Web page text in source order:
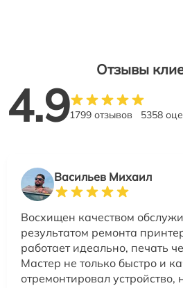
Отзывы
4.91799 отзывов 5358
Васильев Михаил
Восхищен качеством
результатом ремонта
работает идеально, печать
Мастер не только быстро и
отремонтировал устройство,